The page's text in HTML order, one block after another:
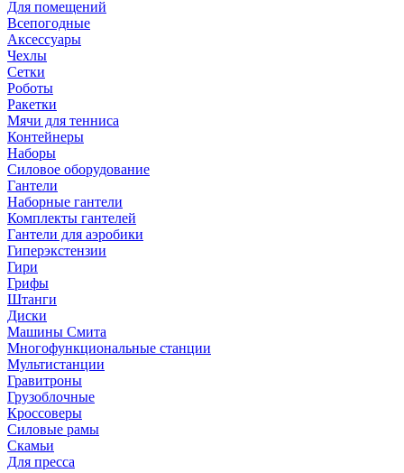
Для помещений
Всепогодные
Аксессуары
Чехлы
Сетки
Роботы
Ракетки
Мячи для тенниса
Контейнеры
Наборы
Силовое оборудование
Гантели
Наборные гантели
Комплекты гантелей
Гантели для аэробики
Гиперэкстензии
Гири
Грифы
Штанги
Диски
Машины Смита
Многофункциональные станции
Мультистанции
Гравитроны
Грузоблочные
Кроссоверы
Силовые рамы
Скамьи
Для пресса